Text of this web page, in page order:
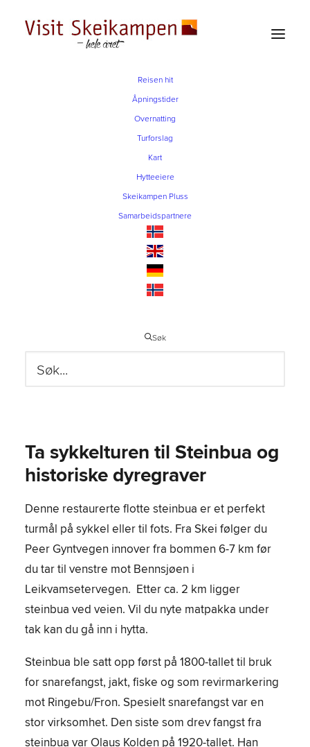
Reisen hit
Åpningstider
Overnatting
Turforslag
Kart
Hytteeiere
Skeikampen Pluss
Samarbeidspartnere
Søk
Ta sykkelturen til
Steinbua
| AV
Ta sykkelturen til Steinbua og
historiske dyregraver
Denne restaurerte flotte steinbua er et perfekt
turmål på sykkel eller til fots. Fra Skei følger du
Peer Gyntvegen innover fra bommen 6-7 km før
du tar til venstre mot Bennsjøen i
Leikvamsetervegen. Etter ca. 2 km ligger
steinbua ved veien. Vil du nyte matpakka under
tak kan du gå inn i hytta.
Steinbua ble satt opp først på 1800-tallet til bruk
for snarefangst, jakt, fiske og som revirmarkering
mot Ringebu/Fron. Spesielt snarefangst var en
stor virksomhet. Den siste som drev fangst fra
steinbua var Olaus Kolden på 1920-tallet. Han